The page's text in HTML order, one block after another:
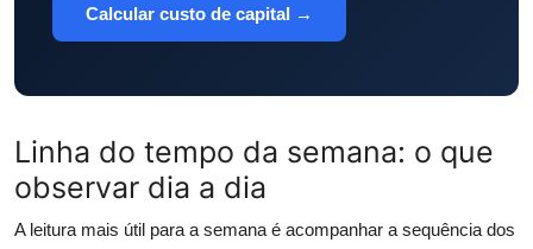
Calcular custo de capital →
Linha do tempo da semana: o que
observar dia a dia
A leitura mais útil para a semana é acompanhar a sequência dos